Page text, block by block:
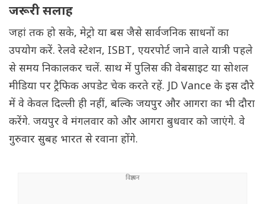
जरूरी सलाह
जहां तक हो सके, मेट्रो या बस जैसे सार्वजनिक साधनों का
उपयोग करें. रेलवे स्टेशन, ISBT, एयरपोर्ट जाने वाले यात्री पहले
से समय निकालकर चलें. साथ में पुलिस की वेबसाइट या सोशल
मीडिया पर ट्रैफिक अपडेट चेक करते रहें. JD Vance के इस दौरे
में वे केवल दिल्ली ही नहीं, बल्कि जयपुर और आगरा का भी दौरा
करेंगे. जयपुर वे मंगलवार को और आगरा बुधवार को जाएंगे. वे
गुरुवार सुबह भारत से रवाना होंगे.